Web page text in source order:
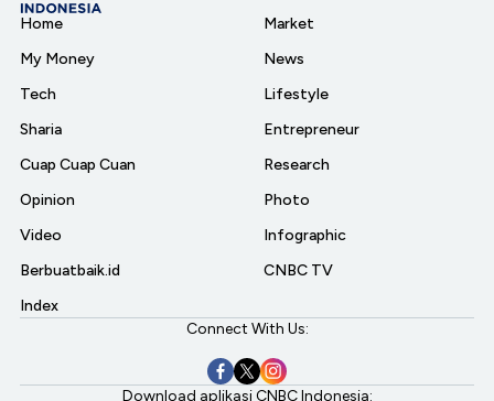
Home
My Money
Tech
Sharia
Cuap Cuap Cuan
Opinion
Video
Berbuatbaik.id
Index
Market
News
Lifestyle
Entrepreneur
Research
Photo
Infographic
CNBC TV
Connect With Us:
Download aplikasi CNBC Indonesia: